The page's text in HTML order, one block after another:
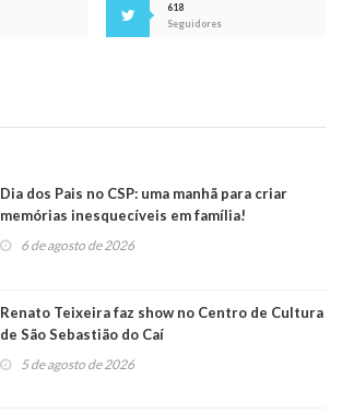
618
Seguidores
Dia dos Pais no CSP: uma manhã para criar
memórias inesquecíveis em família!
6 de agosto de 2026
Renato Teixeira faz show no Centro de Cultura
de São Sebastião do Caí
5 de agosto de 2026